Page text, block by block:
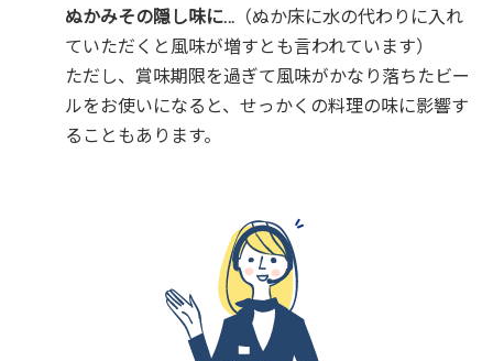
ぬかみその隠し味に… （ぬか床に水の代わりに入れ
ていただくと風味が増すとも言われています）
ただし、賞味期限を過ぎて風味がかなり落ちたビー
ルをお使いになると、せっかくの料理の味に影響す
ることもあります。